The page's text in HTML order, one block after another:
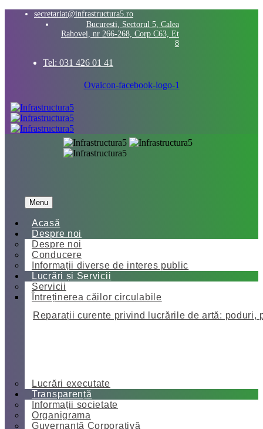
secretariat@infrastructura5.ro
Bucuresti, Sectorul 5, Calea
Rahovei, nr 266-268, Corp C63, Et
8
Tel: 031 426 01 41
Ovaicon-facebook-logo-1
Menu
Acasă
Despre noi
Despre noi
Conducere
Informații diverse de interes public
Lucrări și Servicii
Servicii
Întreținerea căilor circulabile
Reparații curente privind lucrările de artă: poduri,
Lucrări executate
Transparență
Informații societate
Organigrama
Guvernanță Corporativă